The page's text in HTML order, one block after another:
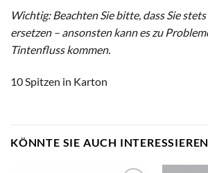
Wichtig: Beachten Sie bitte, dass Sie
ersetzen – ansonsten kann es zu
Tintenfluss kommen.
10 Spitzen in Karton
KÖNNTE SIE AUCH